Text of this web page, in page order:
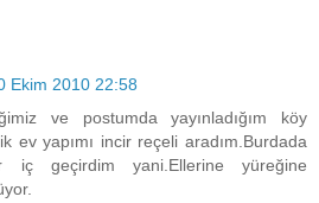
Ekim 2010 22:58
ve postumda yayınladığım köy
ev yapımı incir reçeli aradım.Burdada
iç geçirdim yani.Ellerine yüreğine